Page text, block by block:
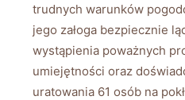
trudnych warunków‍
jego ⁣załoga ‍bezpiecznie
wystąpienia poważnych
umiejętności ⁢oraz
uratowania‍ 61 osób na